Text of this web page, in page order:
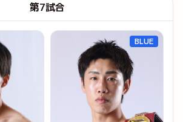
第7試合
BLUE